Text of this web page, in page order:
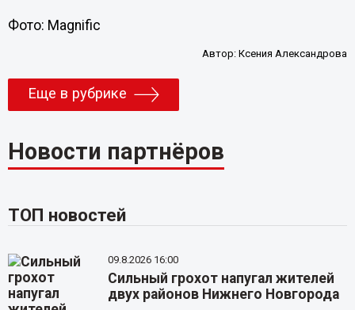
Фото: Magnific
Автор:Ксения Александрова
Еще в рубрике
Новости партнёров
ТОП новостей
09.8.2026 16:00
Сильный грохот напугал жителей
двух районов Нижнего Новгорода